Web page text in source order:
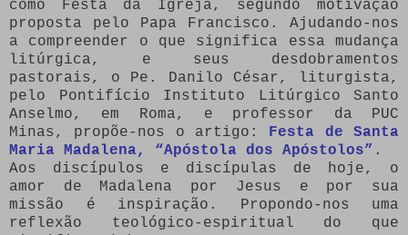
como Festa da Igreja, segundo motivação
proposta pelo Papa Francisco. Ajudando-nos
a compreender o que significa essa mudança
litúrgica, e seus desdobramentos
pastorais, o Pe. Danilo César, liturgista,
pelo Pontifício Instituto Litúrgico Santo
Anselmo, em Roma, e professor da PUC
Minas, propõe-nos o artigo: Festa de Santa
Maria Madalena, “Apóstola dos Apóstolos” .
Aos discípulos e discípulas de hoje, o
amor de Madalena por Jesus e por sua
missão é inspiração. Propondo-nos uma
reflexão teológico-espiritual do que